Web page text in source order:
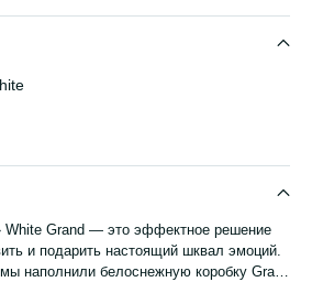
White Grand — это эффектное решение
и подарить настоящий шквал эмоций.
наполнили белоснежную коробку Grand